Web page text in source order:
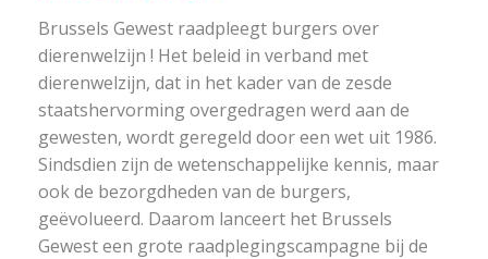
Brussels Gewest raadpleegt burgers over
dierenwelzijn ! Het beleid in verband met
dierenwelzijn, dat in het kader van de zesde
staatshervorming overgedragen werd aan de
gewesten, wordt geregeld door een wet uit 1986.
Sindsdien zijn de wetenschappelijke kennis, maar
ook de bezorgdheden van de burgers,
geëvolueerd. Daarom lanceert het Brussels
Gewest een grote raadplegingscampagne bij de